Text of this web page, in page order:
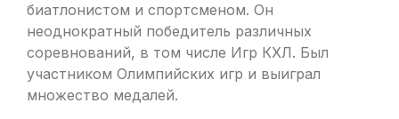
биатлонистом и спортсменом. Он
неоднократный победитель различных
соревнований, в том числе Игр КХЛ. Был
участником Олимпийских игр и выиграл
множество медалей.